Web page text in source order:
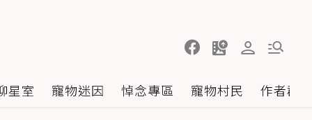
星室 寵物迷因 悼念專區 寵物村民 作者群